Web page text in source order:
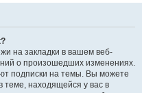
на закладки в вашем веб-
о произошедших изменениях.
подписки на темы. Вы можете
теме, находящейся у вас в